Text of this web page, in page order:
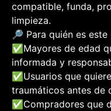
compatible, funda,
limpieza.
🔎 Para quién es
✅ Mayores de edad
informada y
✅ Usuarios que
traumáticos antes de
✅ Compradores que